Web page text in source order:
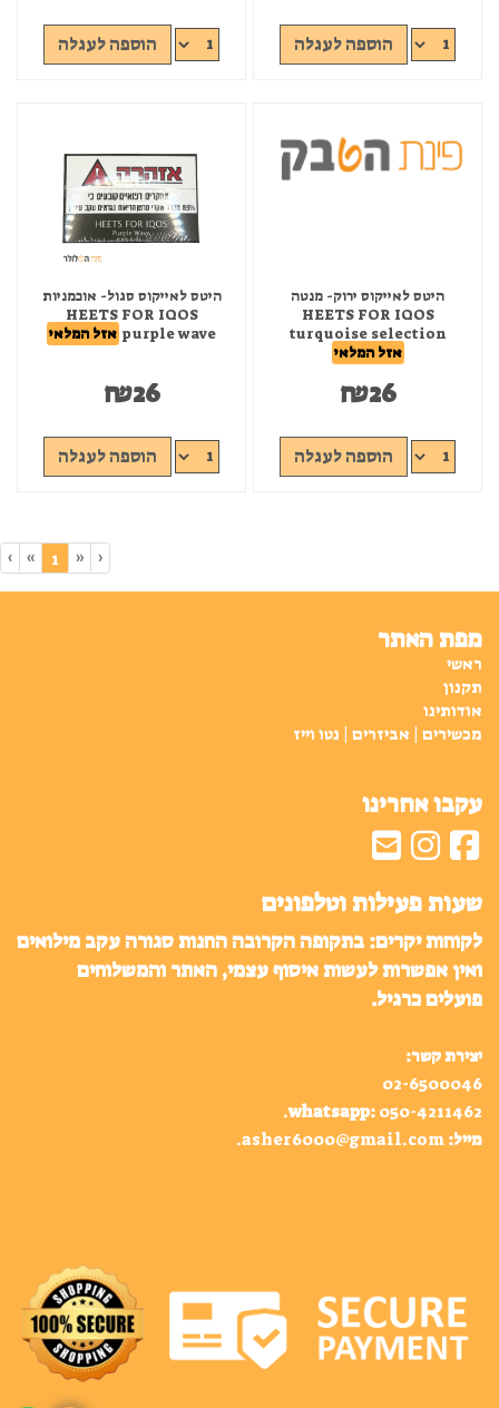
הוספה לעגלה הוספה לעגלה
היטס לאייקוס ירוק- מנטה
HEETS FOR IQOS
turquoise selection
אזל המלאי
₪26
הוספה לעגלה
היטס לאייקוס סגול- אוכמניות
HEETS FOR IQOS
purple wave אזל המלאי
₪26
הוספה לעגלה
‹
«
1
»
›
מפת האתר
ראשי
תקנון
אודותינו
מכשירים | אביזרים | נטו וייז
עקבו אחרינו
שעות פעילות וטלפונים
לקוחות יקרים: בתקופה הקרובה החנות סגורה עקב מילואים
ואין אפשרות לעשות איסוף עצמי, האתר והמשלוחים
פועלים כרגיל.
יצירת קשר:
02-6500046
whatsapp: 050-4211462
.
מייל: asher6000@gmail.com
.